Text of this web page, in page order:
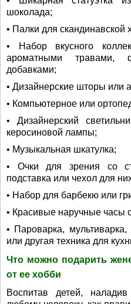
шоколада;
• Палки для скандинавской
• Набор вкусного
ароматными травами,
добавками;
• Дизайнерские шторы или
• Компьютерное или
• Дизайнерский
керосиновой лампы;
• Музыкальная шкатулка;
• Очки для зрения со
подставка или чехол для
• Набор для барбекю или
• Красивые наручные часы
• Пароварка,
или другая техника для
Что можно подарить
от ее хобби
Воспитав детей,